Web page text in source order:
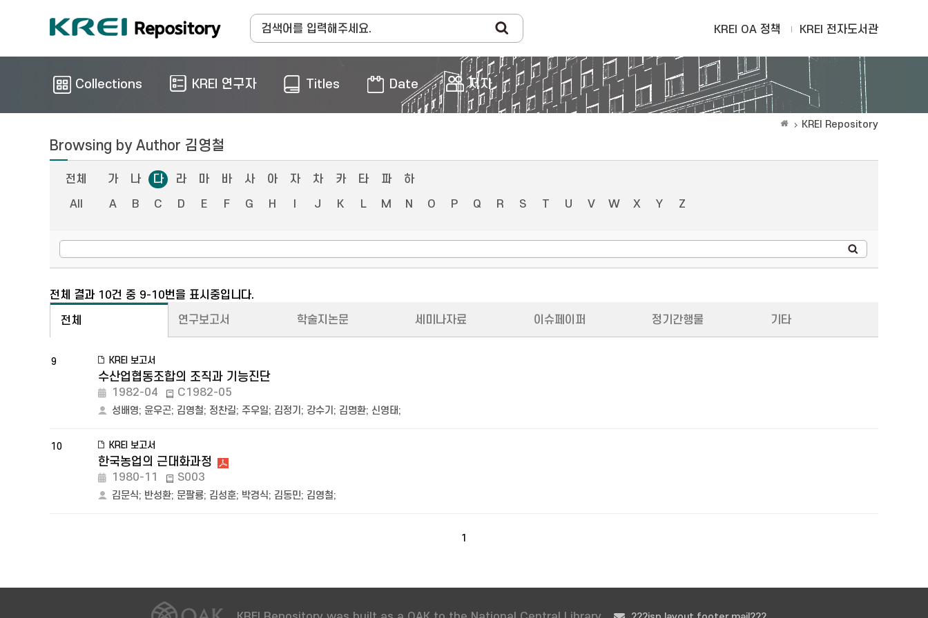
KREI OA 정책 KREI 전자도서관
Collections KREI 연구자 Titles Date 저자
KREI Repository
Browsing by Author 김영철
전체 가 나 다 라 마 바 사 아 자 차 카 타 파
하
All
A B C D E F G H J K L M N O P Q R S T U V W X Y Z
전체 결과 10건 중 9-10번을 표시중입니다.
전체 연구보고서 학술지논문 세미나자료 이슈페이퍼 정기간행물 기타
9 KREI 보고서
수산업협동조합의 조직과 기능진단
1982-04 C1982-05
성배영; 윤우곤; 김영철; 정찬길; 주우일; 김정기 ; 강수기 ; 김명환; 신영태;
10 KREI 보고서
한국농업의 근대화과정
1980-11 S003
김문식; 반성환; 문팔룡; 김성훈; 박경식; 김동민; 김영철;
1